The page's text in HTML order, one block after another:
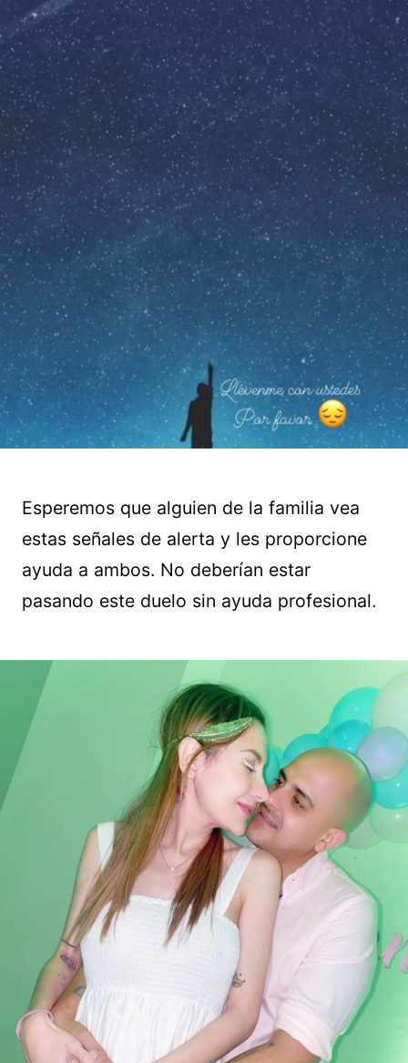
Esperemos que alguien de la familia vea
estas señales de alerta y les proporcione
ayuda a ambos. No deberían estar
pasando este duelo sin ayuda profesional.